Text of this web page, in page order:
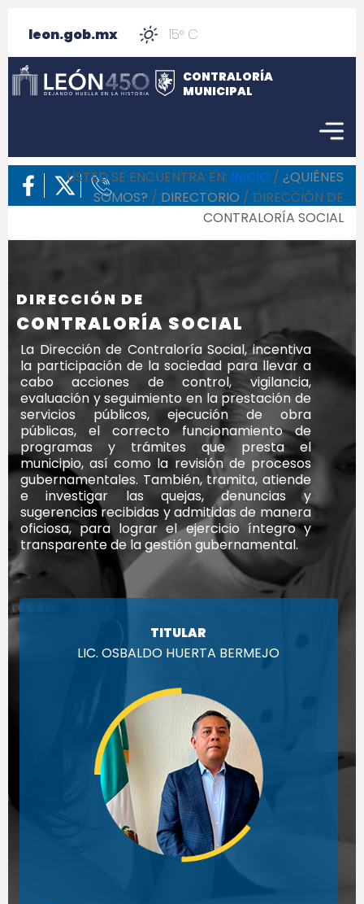
leon.gob.mx 15° C
CONTRALORÍA
MUNICIPAL
USTED SE ENCUENTRA EN: INICIO / ¿QUIÉNES
SOMOS? / DIRECTORIO / DIRECCIÓN DE
CONTRALORÍA SOCIAL
DIRECCIÓN DE
CONTRALORÍA SOCIAL
La Dirección de Contraloría Social, incentiva
la participación de la sociedad para llevar a
cabo acciones de control, vigilancia,
evaluación y seguimiento en la prestación de
servicios públicos, ejecución de obra
públicas, el correcto funcionamiento de
programas y trámites que presta el
municipio, así como la revisión de procesos
gubernamentales. También, tramita, atiende
e investigar las quejas, denuncias y
sugerencias recibidas y admitidas de manera
oficiosa, para lograr el ejercicio íntegro y
transparente de la gestión gubernamental.
TITULAR
LIC. OSBALDO HUERTA BERMEJO